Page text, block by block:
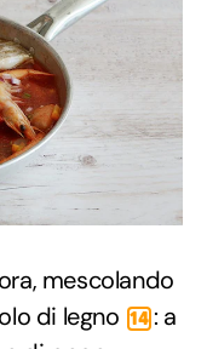
mescolando
di legno 14 : a